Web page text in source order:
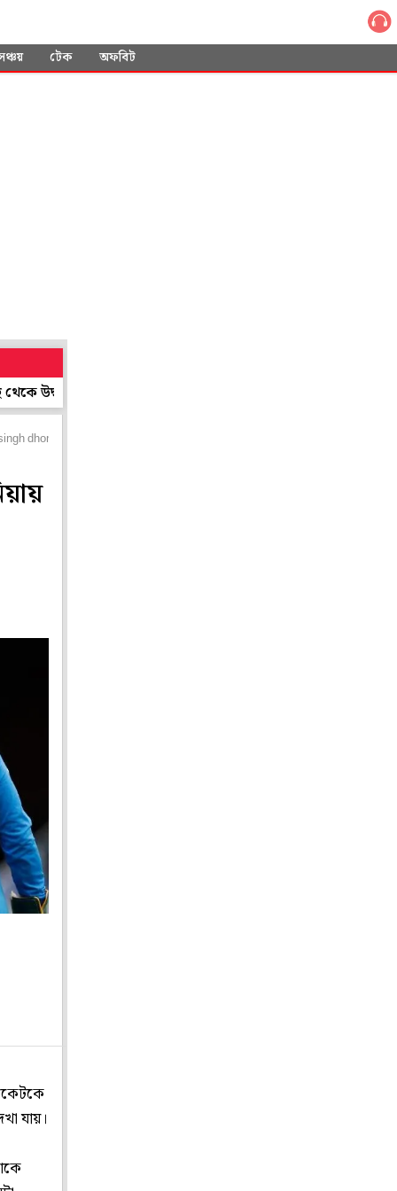
টেক অফবিট
মোবাইল
dhoni to revisit their foundation year
যায়।